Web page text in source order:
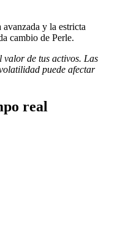
y la estricta
cambio de Perle.
valor de tus activos. Las
puede afectar
real